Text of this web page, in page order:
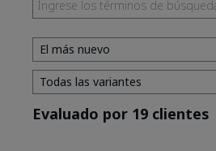
Evaluado por 19 clientes